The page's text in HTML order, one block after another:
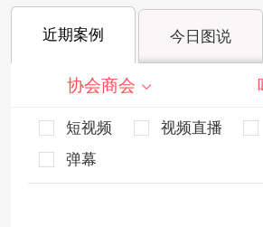
近期案例 今日图说
协会商会
短视频 视频直播
弹幕